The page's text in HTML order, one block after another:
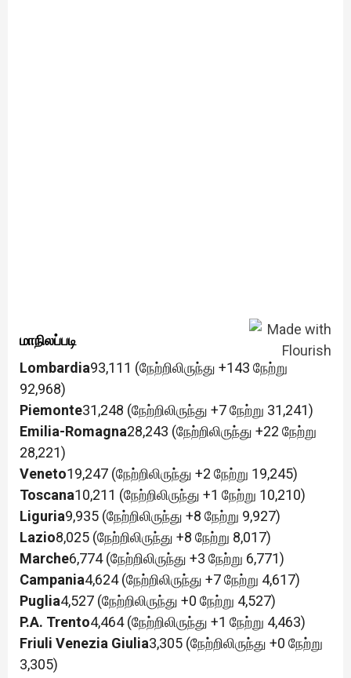
மாநிலப்படி
Lombardia93,111 (நேற்றிலிருந்து +143 நேற்று
92,968)
Piemonte31,248 (நேற்றிலிருந்து +7 நேற்று 31,241)
Emilia-Romagna28,243 (நேற்றிலிருந்து +22 நேற்று
28,221)
Veneto19,247 (நேற்றிலிருந்து +2 நேற்று 19,245)
Toscana10,211 (நேற்றிலிருந்து +1 நேற்று 10,210)
Liguria9,935 (நேற்றிலிருந்து +8 நேற்று 9,927)
Lazio8,025 (நேற்றிலிருந்து +8 நேற்று 8,017)
Marche6,774 (நேற்றிலிருந்து +3 நேற்று 6,771)
Campania4,624 (நேற்றிலிருந்து +7 நேற்று 4,617)
Puglia4,527 (நேற்றிலிருந்து +0 நேற்று 4,527)
P.A. Trento4,464 (நேற்றிலிருந்து +1 நேற்று 4,463)
Friuli Venezia Giulia3,305 (நேற்றிலிருந்து +0 நேற்று
3,305)